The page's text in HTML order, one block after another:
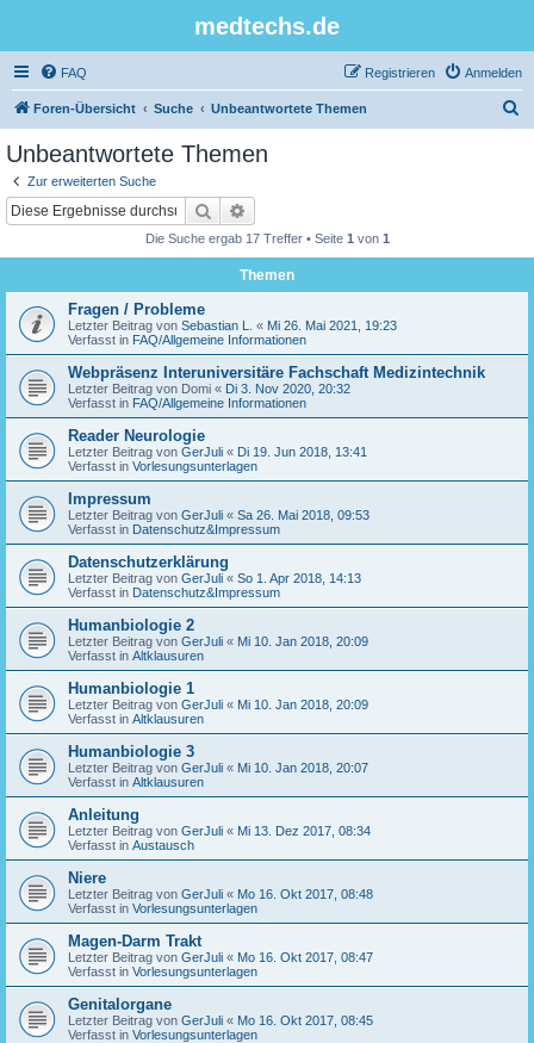
medtechs.de
FAQ Anmelden
Registrieren
Foren-Übersicht Suche Unbeantwortete Themen
Unbeantwortete Themen
Zur erweiterten Suche
Suche
Die Suche ergab 17 Treffer • Seite 1 von 1
Themen
Fragen / Probleme
Letzter Beitrag von Sebastian L. « Mi 26. Mai 2021, 19:23
Verfasst in FAQ/Allgemeine Informationen
Webpräsenz Interuniversitäre Fachschaft Medizintechnik
Letzter Beitrag von Domi « Di 3. Nov 2020, 20:32
Verfasst in FAQ/Allgemeine Informationen
Reader Neurologie
Letzter Beitrag von GerJuli « Di 19. Jun 2018, 13:41
Verfasst in Vorlesungsunterlagen
Impressum
Letzter Beitrag von GerJuli « Sa 26. Mai 2018, 09:53
Verfasst in Datenschutz&Impressum
Datenschutzerklärung
Letzter Beitrag von GerJuli « So 1. Apr 2018, 14:13
Verfasst in Datenschutz&Impressum
Humanbiologie 2
Letzter Beitrag von GerJuli « Mi 10. Jan 2018, 20:09
Verfasst in Altklausuren
Humanbiologie 1
Letzter Beitrag von GerJuli « Mi 10. Jan 2018, 20:09
Verfasst in Altklausuren
Humanbiologie 3
Letzter Beitrag von GerJuli « Mi 10. Jan 2018, 20:07
Verfasst in Altklausuren
Anleitung
Letzter Beitrag von GerJuli « Mi 13. Dez 2017, 08:34
Verfasst in Austausch
Niere
Letzter Beitrag von GerJuli « Mo 16. Okt 2017, 08:48
Verfasst in Vorlesungsunterlagen
Magen-Darm Trakt
Letzter Beitrag von GerJuli « Mo 16. Okt 2017, 08:47
Verfasst in Vorlesungsunterlagen
Genitalorgane
Letzter Beitrag von GerJuli « Mo 16. Okt 2017, 08:45
Verfasst in Vorlesungsunterlagen